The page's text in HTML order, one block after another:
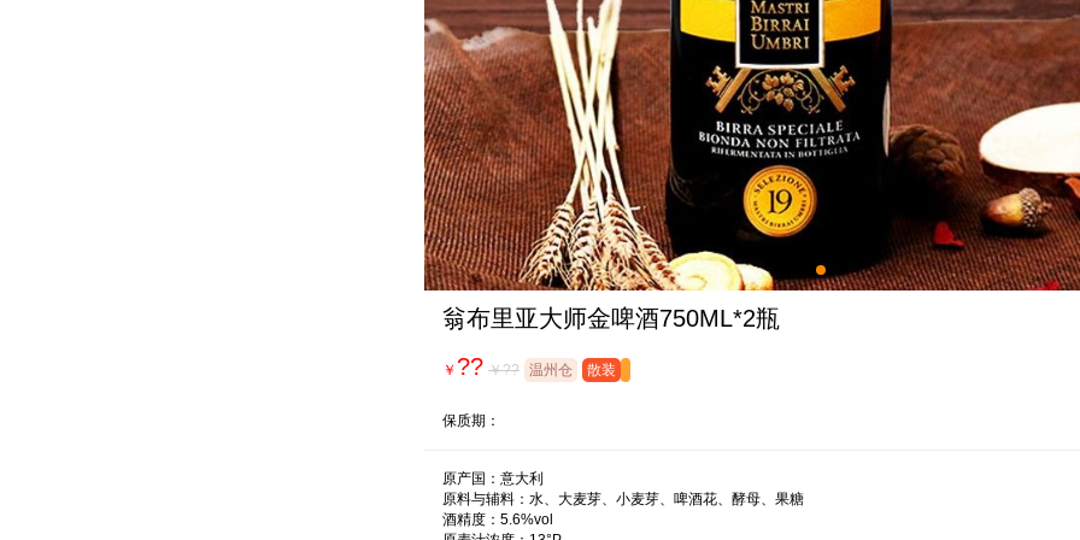
翁布里亚大师金啤酒750ML*2瓶
￥ ?? ￥?? 温州仓 散装
保质期：
原产国：意大利
原料与辅料：水、大麦芽、小麦芽、啤酒花、酵母、果糖
酒精度：5.6%vol